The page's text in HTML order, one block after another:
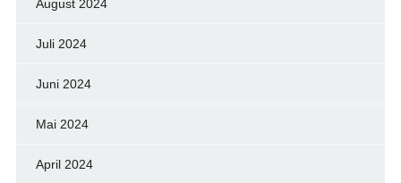
August 2024
Juli 2024
Juni 2024
Mai 2024
April 2024